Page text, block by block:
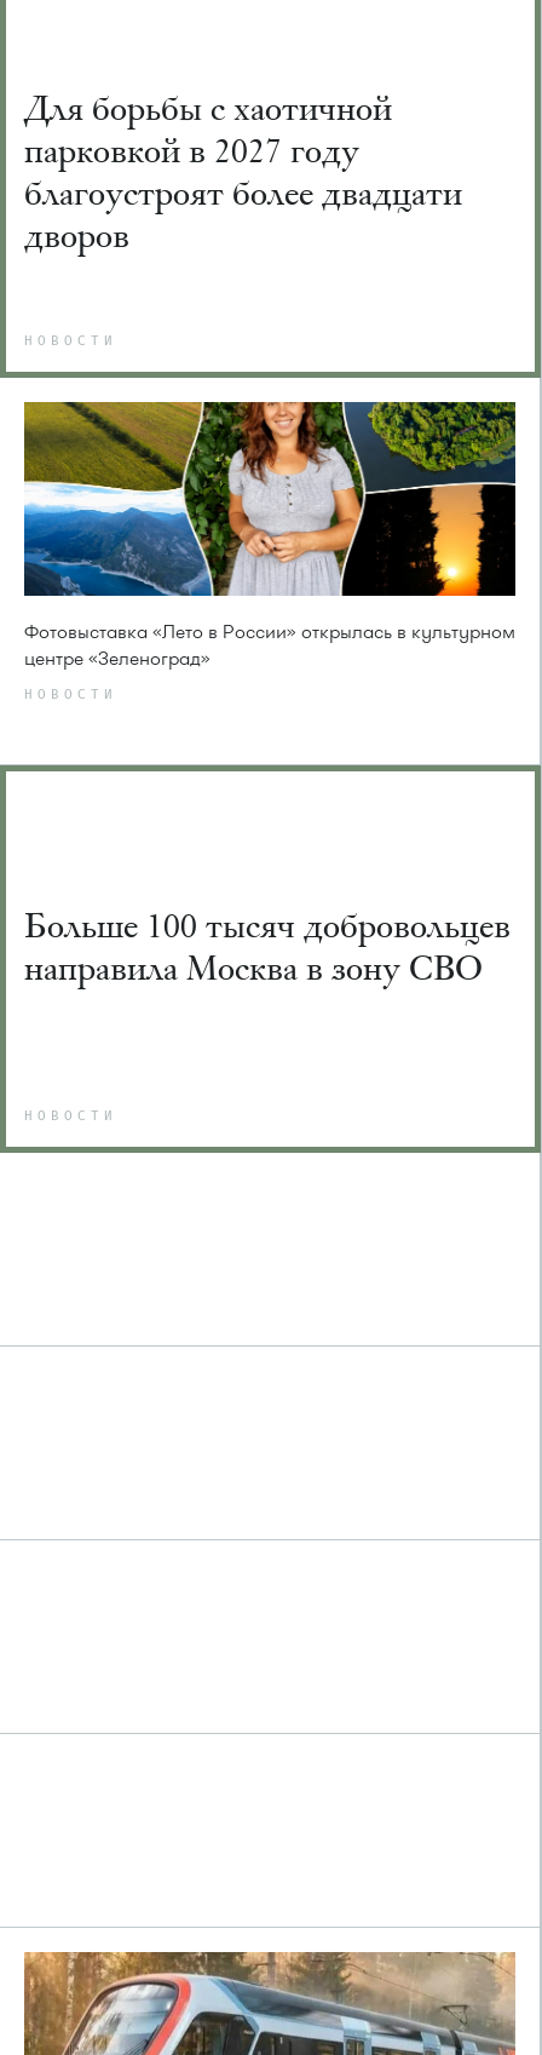
Для борьбы с хаотичной
парковкой в 2027 году
благоустроят более двадцати
дворов
НОВОСТИ
Фотовыставка «Лето в России» открылась в культурном
центре «Зеленоград»
НОВОСТИ
Больше 100 тысяч добровольцев
направила Москва в зону СВО
НОВОСТИ